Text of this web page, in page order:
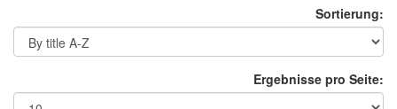
Sortierung:
Ergebnisse pro Seite: